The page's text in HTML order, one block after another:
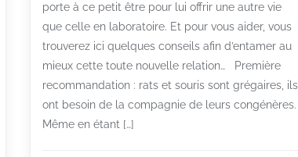
porte à ce petit être pour lui offrir une autre vie
que celle en laboratoire. Et pour vous aider, vous
trouverez ici quelques conseils afin d’entamer au
mieux cette toute nouvelle relation… Première
recommandation : rats et souris sont grégaires, ils
ont besoin de la compagnie de leurs congénères.
Même en étant […]